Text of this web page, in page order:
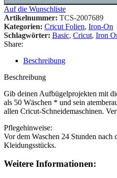
Auf die Wunschliste
Artikelnummer: TCS-2007689
Kategorien: Cricut Folien, Iron-On
Schlagwörter: Basic, Cricut, Iron
Share:
Beschreibung
Beschreibung
Gib deinen Aufbügelprojekten mit
als 50 Wäschen * und sein
allen Cricut-Schneidemaschinen.
Pflegehinweise:
Vor dem Waschen 24 Stunden
Kleidungsstücks.
Weitere Informationen: